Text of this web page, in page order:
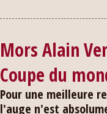
Mors Alain
Coupe du
Pour une meilleure
l'auge n'est